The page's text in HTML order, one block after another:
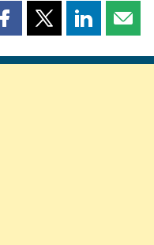
Partager
page
Partager
page
Partager
page page